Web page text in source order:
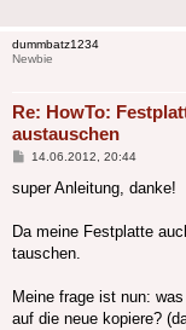
dummbatz1234
Newbie
Re: HowTo:
austauschen
Beitrag
14.06.2012, 20:44
super Anleitung, danke!
Da meine Festplatte
tauschen.
Meine frage ist nun:
auf die neue kopiere?